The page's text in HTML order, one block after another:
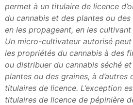
permet à un titulaire de licence
du cannabis et des plantes ou
en les propageant, en les
Un micro-cultivateur autorisé
les propriétés du cannabis à des
ou distribuer du cannabis séché
plantes ou des graines, à d’autres
titulaires de licence. L’exception
titulaires de licence de pépinière